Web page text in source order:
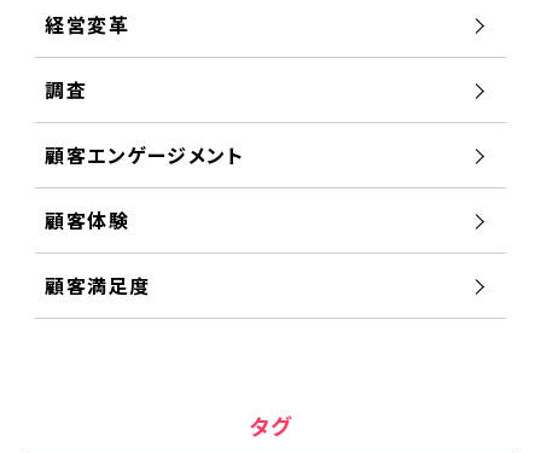
経営変革
調査
顧客エンゲージメント
顧客体験
顧客満足度
タグ